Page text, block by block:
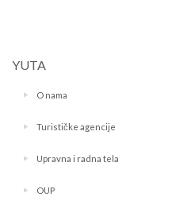
YUTA
O nama
Turističke agencije
Upravna i radna tela
OUP